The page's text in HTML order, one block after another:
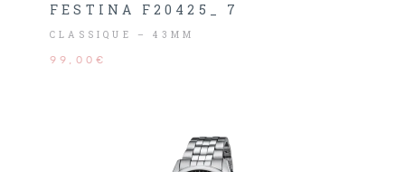
FESTINA F20425_ 7
CLASSIQUE – 43MM
99,00€